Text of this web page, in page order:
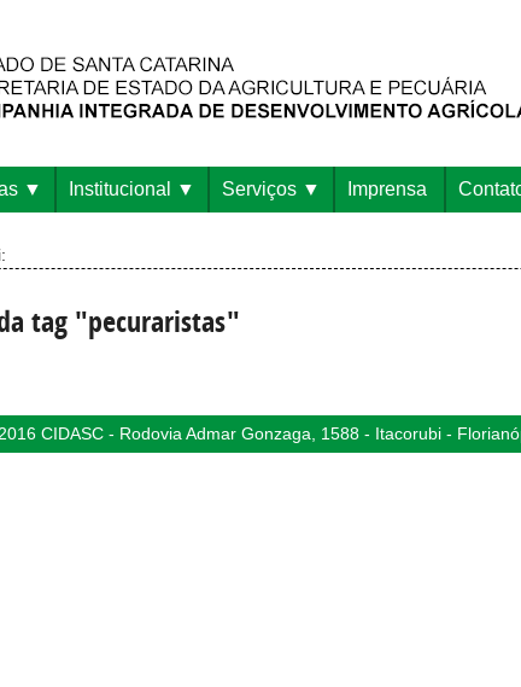
Institucional Serviços Imprensa
tag "pecuraristas"
CIDASC - Rodovia Admar Gonzaga, 1588 - Itacorubi -